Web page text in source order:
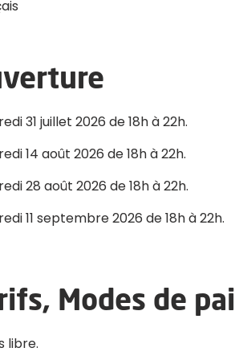
31 juillet 2026 de 18h à 22h.
14 août 2026 de 18h à 22h.
28 août 2026 de 18h à 22h.
11 septembre 2026 de 18h à 22h.
Modes de
libre.